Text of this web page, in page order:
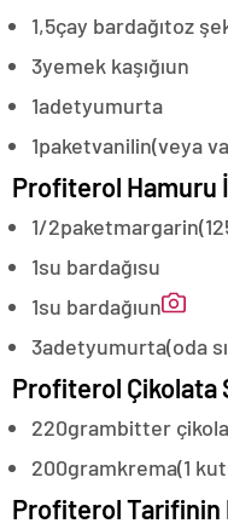
1,5çay bardağıtoz
3yemek kaşığıun
1adetyumurta
1paketvanilin(veya
Profiterol Hamuru
1/2paketmargarin
1su bardağısu
1su bardağıun
3adetyumurta(oda
Profiterol Çikolata
220grambitter
200gramkrema(1
Profiterol Tarifinin